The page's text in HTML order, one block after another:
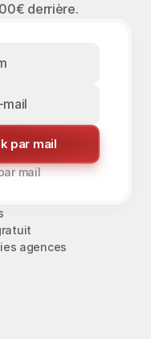
derrière.
par mail
mail
agences